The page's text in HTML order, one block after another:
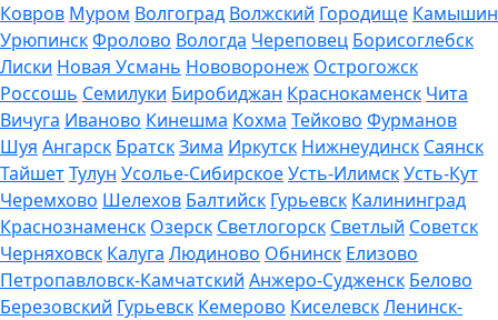
Ковров Муром Волгоград Волжский Городище Камышин
УрюпинскФролово Вологда Череповец Борисоглебск
Лиски Новая Усмань Нововоронеж Острогожск
Россошь Семилуки Биробиджан Краснокаменск Чита
Вичуга Иваново Кинешма Кохма Тейково Фурманов
Шуя Ангарск БратскЗима Иркутск Нижнеудинск Саянск
ТайшетТулун Усолье-СибирскоеУсть-ИлимскУсть-Кут
Черемхово Шелехов Балтийск Гурьевск Калининград
Краснознаменск Озерск Светлогорск Светлый Советск
Черняховск Калуга Людиново Обнинск Елизово
Петропавловск-Камчатский Анжеро-Судженск Белово
Березовский Гурьевск Кемерово КиселевскЛенинск-